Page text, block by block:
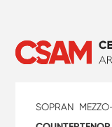
SOPRAN